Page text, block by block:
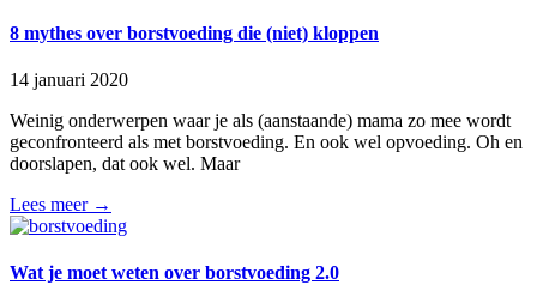
8 mythes over borstvoeding die (niet) kloppen
14 januari 2020
Weinig onderwerpen waar je als (aanstaande) mama zo mee wordt
geconfronteerd als met borstvoeding. En ook wel opvoeding. Oh en
doorslapen, dat ook wel. Maar
Lees meer →
Wat je moet weten over borstvoeding 2.0